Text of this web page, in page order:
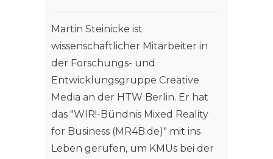
Martin Steinicke ist
wissenschaftlicher Mitarbeiter in
der Forschungs- und
Entwicklungsgruppe Creative
Media an der HTW Berlin. Er hat
das "WIR!-Bündnis Mixed Reality
for Business (MR4B.de)" mit ins
Leben gerufen, um KMUs bei der